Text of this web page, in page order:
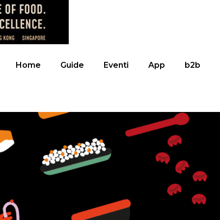
Home Guide Eventi App b2b